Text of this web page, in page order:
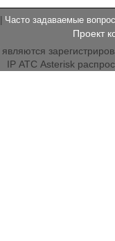
Часто задаваемые
Проект
являются
IP АТС Asterisk